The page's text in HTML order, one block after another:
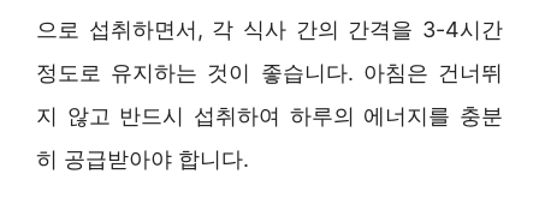
으로 섭취하면서, 각 식사 간의 간격을 3-4시간
정도로 유지하는 것이 좋습니다. 아침은 건너뛰
지 않고 반드시 섭취하여 하루의 에너지를 충분
히 공급받아야 합니다.